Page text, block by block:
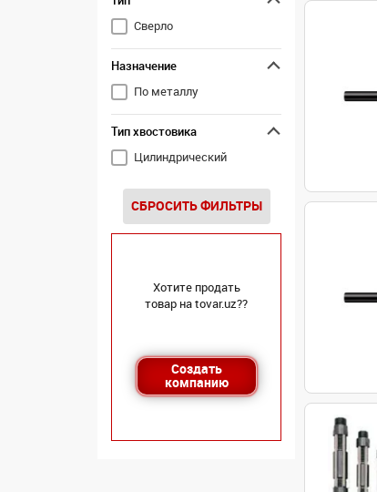
Сверло
Назначение
По металлу
Тип хвостовика
Цилиндрический
СБРОСИТЬ ФИЛЬТРЫ
Хотите продать
товар на tovar.uz??
Создать
компанию